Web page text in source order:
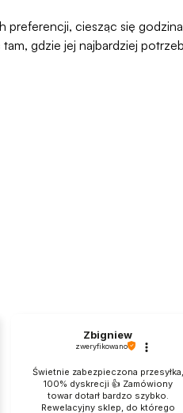
preferencji, ciesząc się
gdzie jej najbardziej
Zbigniew
zweryfikowano
Świetnie zabezpieczona przesyłka,
100% dyskrecji 👍️ Zamówiony
towar dotarł bardzo szybko.
Rewelacyjny sklep, do którego